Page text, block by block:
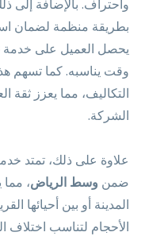
واحتراف. بالإضافة إلى
بطريقة منظمة لضمان
يحصل العميل على خدمة
وقت يناسبه. كما تسهم
التكاليف، مما يعزز ثقة
الشركة.
علاوة على ذلك، تمتد
ضمن وسط الرياض، مما
المدينة أو بين أحيائها
الأحجام لتناسب اختلاف